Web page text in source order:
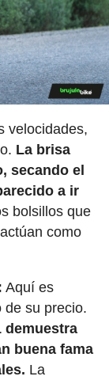
velocidades,
La brisa
secando el
a ir
bolsillos que
como
Aquí es
de su precio.
demuestra
buena fama
La